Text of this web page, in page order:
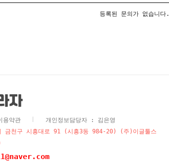
등록된 문의가 없습니다.
용약관
개인정보담당자 : 김은영
금천구 시흥대로 91 (시흥3동 984-20) (주)이글툴스